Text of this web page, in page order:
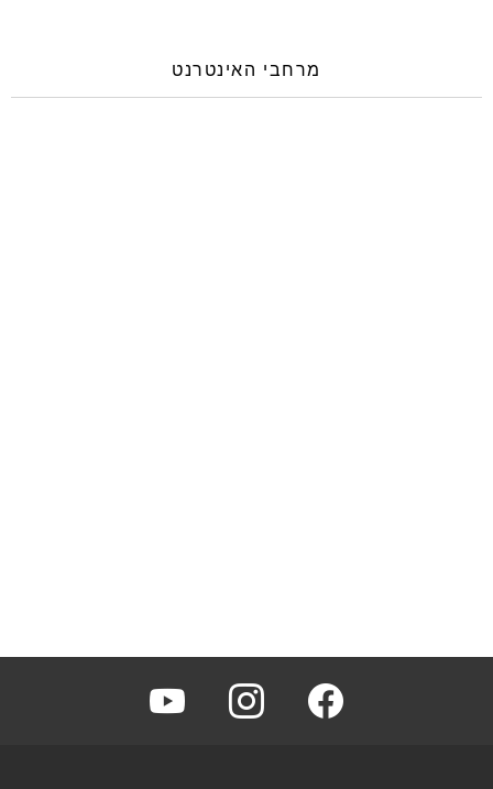
מרחבי האינטרנט
facebook
instagram